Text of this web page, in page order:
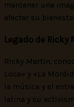
mantener una
afectar su
Legado de Ricky
Ricky Martin,
Loca» y «La
la música y el
latina y su